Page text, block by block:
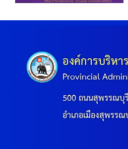
องค์การบริห
Provincial
500 ถนนสุพรรณบุ
อำเภอเมืองสุพร